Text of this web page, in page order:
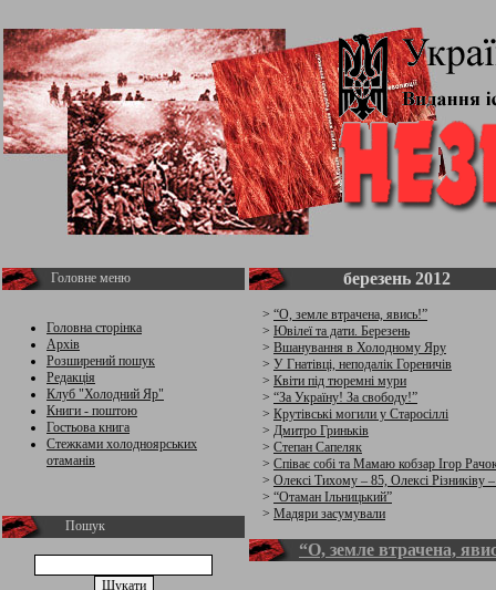
Головне меню
Головна сторінка
Архів
Розширений пошук
Редакція
Клуб "Холодний Яр"
Книги - поштою
Гостьова книга
Стежками холодноярських
отаманів
Пошук
березень 2012
> “О, земле втрачена, явись!”
> Ювілеї та дати. Березень
> Вшанування в Холодному Яру
> У Гнатівці, неподалік Гореничів
> Квіти під тюремні мури
> “За Україну! За свободу!”
> Крутівські могили у Старосіллі
> Дмитро Гриньків
> Степан Сапеляк
> Співає собі та Мамаю кобзар Ігор
> Олексі Тихому – 85, Олексі Різниківу
> “Отаман Ільницький”
> Мадяри засумували
“О, земле втрачена,